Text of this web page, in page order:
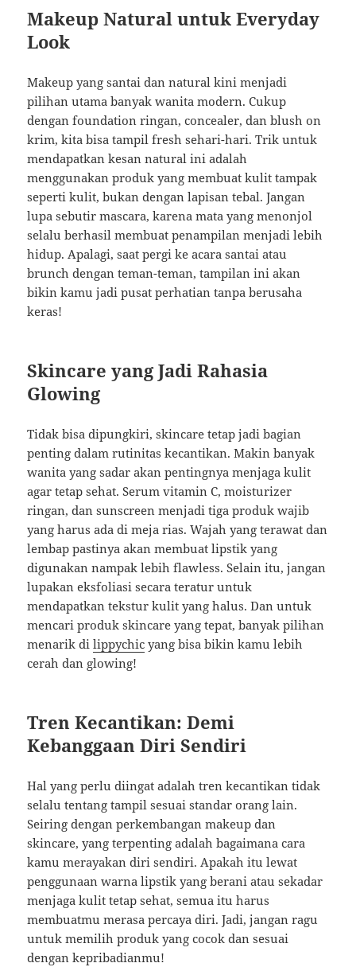
Makeup Natural untuk Everyday
Look
Makeup yang santai dan natural kini menjadi
pilihan utama banyak wanita modern. Cukup
dengan foundation ringan, concealer, dan blush on
krim, kita bisa tampil fresh sehari-hari. Trik untuk
mendapatkan kesan natural ini adalah
menggunakan produk yang membuat kulit tampak
seperti kulit, bukan dengan lapisan tebal. Jangan
lupa sebutir mascara, karena mata yang menonjol
selalu berhasil membuat penampilan menjadi lebih
hidup. Apalagi, saat pergi ke acara santai atau
brunch dengan teman-teman, tampilan ini akan
bikin kamu jadi pusat perhatian tanpa berusaha
keras!
Skincare yang Jadi Rahasia
Glowing
Tidak bisa dipungkiri, skincare tetap jadi bagian
penting dalam rutinitas kecantikan. Makin banyak
wanita yang sadar akan pentingnya menjaga kulit
agar tetap sehat. Serum vitamin C, moisturizer
ringan, dan sunscreen menjadi tiga produk wajib
yang harus ada di meja rias. Wajah yang terawat dan
lembap pastinya akan membuat lipstik yang
digunakan nampak lebih flawless. Selain itu, jangan
lupakan eksfoliasi secara teratur untuk
mendapatkan tekstur kulit yang halus. Dan untuk
mencari produk skincare yang tepat, banyak pilihan
menarik dilippychic yang bisa bikin kamu lebih
cerah dan glowing!
Tren Kecantikan: Demi
Kebanggaan Diri Sendiri
Hal yang perlu diingat adalah tren kecantikan tidak
selalu tentang tampil sesuai standar orang lain.
Seiring dengan perkembangan makeup dan
skincare, yang terpenting adalah bagaimana cara
kamu merayakan diri sendiri. Apakah itu lewat
penggunaan warna lipstik yang berani atau sekadar
menjaga kulit tetap sehat, semua itu harus
membuatmu merasa percaya diri. Jadi, jangan ragu
untuk memilih produk yang cocok dan sesuai
dengan kepribadianmu!